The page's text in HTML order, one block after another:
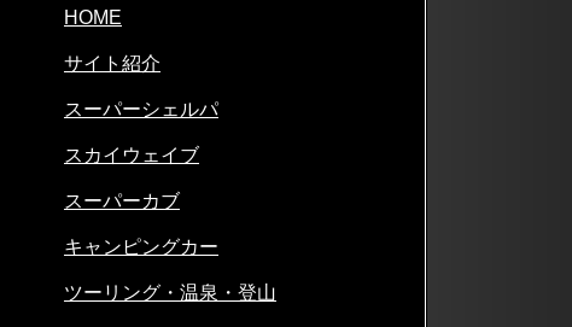
HOME
サイト紹介
スーパーシェルパ
スカイウェイブ
スーパーカブ
キャンピングカー
ツーリング・温泉・登山